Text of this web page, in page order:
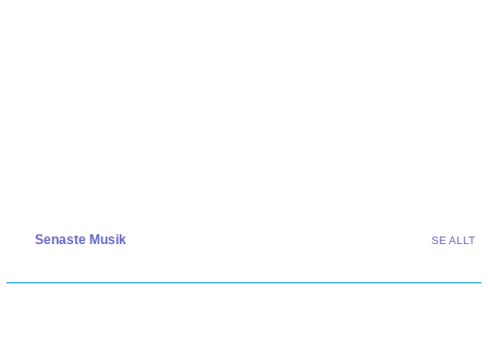
Senaste Musik SE ALLT